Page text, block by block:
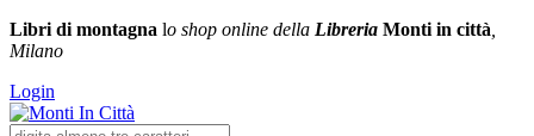
Libri di montagna lo shop online della Libreria Monti in città
Milano
Login